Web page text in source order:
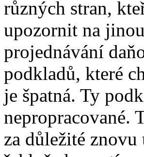
různých stran,
upozornit na
projednávání
podkladů, které
je špatná. Ty
nepropracované.
za důležité